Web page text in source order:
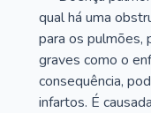
qual há uma
para os pulmões,
graves como o
consequência,
infartos. É